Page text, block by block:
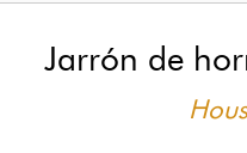
Jarrón de